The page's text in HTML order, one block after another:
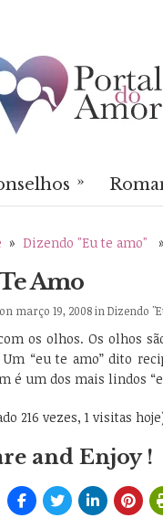
»
» Dizendo "Eu te amo"
Amo
março 19, 2008 in Dizendo
os olhos. Os olhos
Um “eu te amo” dito
é um dos mais lindos
216 vezes, 1 visitas
and Enjoy !